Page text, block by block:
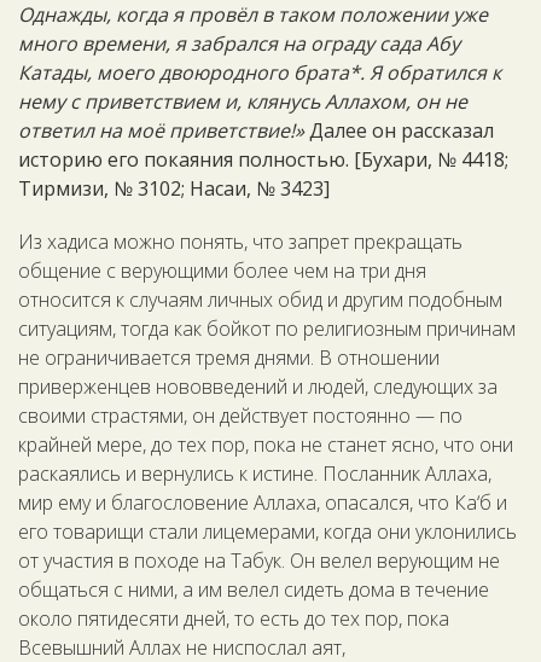
Однажды, когда я провёл в таком положении уже
много времени, я забрался на ограду сада Абу
Катады, моего двоюродного брата*. Я обратился к
нему с приветствием и, клянусь Аллахом, он не
ответил на моё приветствие!»Далее он рассказал
историю его покаяния полностью. [Бухари, № 4418;
Тирмизи, № 3102; Насаи, № 3423]
Из хадиса можно понять, что запрет прекращать
общение с верующими более чем на три дня
относится к случаям личных обид и другим подобным
ситуациям, тогда как бойкот по религиозным причинам
не ограничивается тремя днями. В отношении
приверженцев нововведений и людей, следующих за
своими страстями, он действует постоянно — по
крайней мере, до тех пор, пока не станет ясно, что они
раскаялись и вернулись к истине. Посланник Аллаха,
мир ему и благословение Аллаха, опасался, что Ка‘б и
его товарищи стали лицемерами, когда они уклонились
от участия в походе на Табук. Он велел верующим не
общаться с ними, а им велел сидеть дома в течение
около пятидесяти дней, то есть до тех пор, пока
Всевышний Аллах не ниспослал аят,